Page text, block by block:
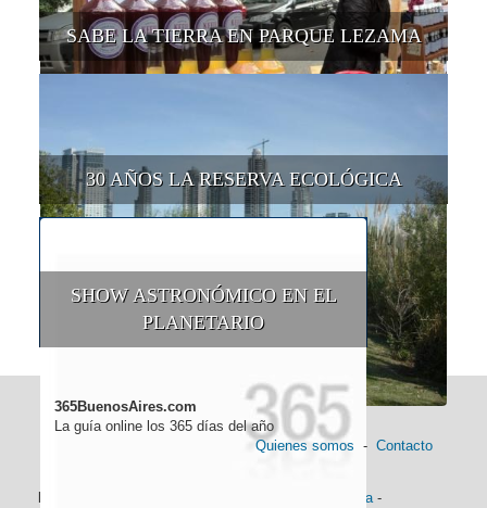
SABE LA TIERRA EN PARQUE LEZAMA
30 AÑOS LA RESERVA ECOLÓGICA
SHOW ASTRONÓMICO EN EL
PLANETARIO
365BuenosAires.com
La guía online los 365 días del año
Quienes somos - Contacto
Historia -